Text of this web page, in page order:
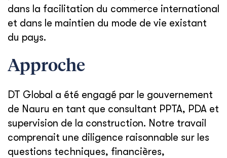
dans la facilitation du commerce international
et dans le maintien du mode de vie existant
du pays.
Approche
DT Global a été engagé par le gouvernement
de Nauru en tant que consultant PPTA, PDA et
supervision de la construction. Notre travail
comprenait une diligence raisonnable sur les
questions techniques, financières,